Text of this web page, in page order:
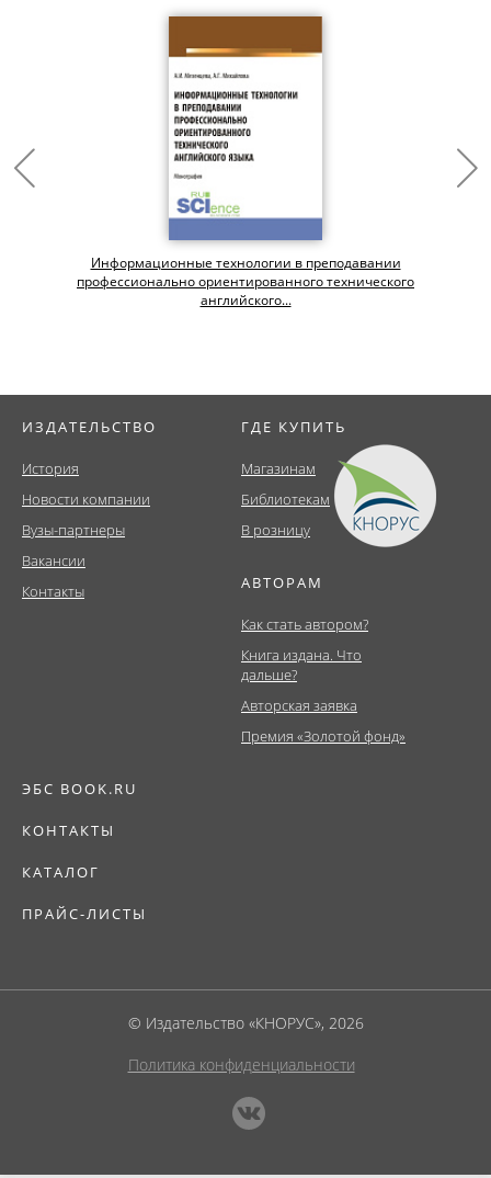
Информационные технологии в преподавании
профессионально ориентированного технического
английского...
ИЗДАТЕЛЬСТВО
История
Новости компании
Вузы-партнеры
Вакансии
Контакты
ГДЕ КУПИТЬ
Магазинам
Библиотекам
В розницу
АВТОРАМ
Как стать автором?
Книга издана. Что
дальше?
Авторская заявка
Премия «Золотой фонд»
ЭБС BOOK.RU
КОНТАКТЫ
КАТАЛОГ
ПРАЙС-ЛИСТЫ
© Издательство «КНОРУС», 2026
Политика конфиденциальности